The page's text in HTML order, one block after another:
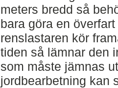
meters bredd så
bara göra en
renslastaren kör
tiden så lämnar den
som måste jämnas
jordbearbetning kan